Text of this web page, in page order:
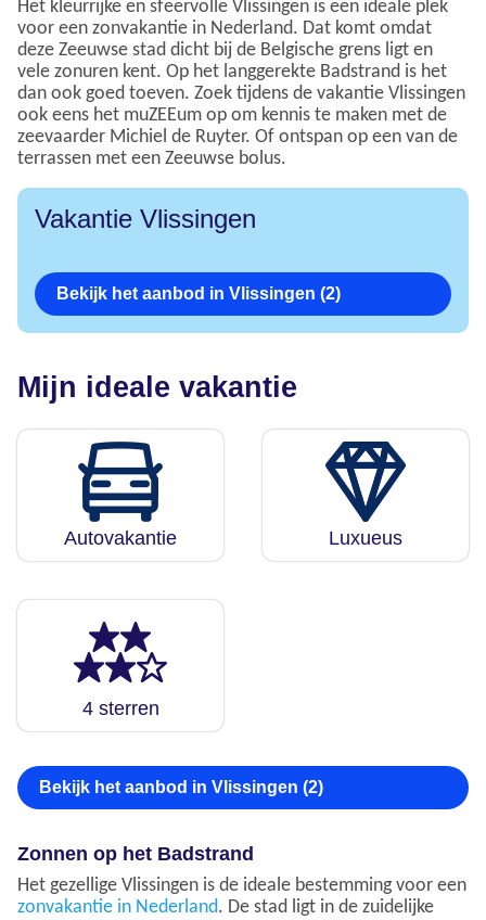
Het kleurrijke en sfeervolle Vlissingen is een ideale plek
voor een zonvakantie in Nederland. Dat komt omdat
deze Zeeuwse stad dicht bij de Belgische grens ligt en
vele zonuren kent. Op het langgerekte Badstrand is het
dan ook goed toeven. Zoek tijdens de vakantie Vlissingen
ook eens het muZEEum op om kennis te maken met de
zeevaarder Michiel de Ruyter. Of ontspan op een van de
terrassen met een Zeeuwse bolus.
Vakantie Vlissingen
Bekijk het aanbod in Vlissingen (2)
Mijn ideale vakantie
Autovakantie Luxueus
4 sterren
Bekijk het aanbod in Vlissingen (2)
Zonnen op het Badstrand
Het gezellige Vlissingen is de ideale bestemming voor een
zonvakantie in Nederland. De stad ligt in de zuidelijke